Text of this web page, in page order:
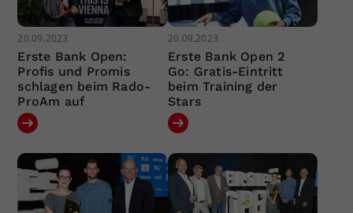
20.09.2023
Erste Bank Open:
Profis und Promis
schlagen beim Rado-
ProAm auf
20.09.2023
Erste Bank Open 2
Go: Gratis-Eintritt
beim Training der
Stars